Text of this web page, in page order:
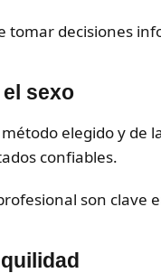
decisiones
sexo
elegido y de
confiables.
son clave